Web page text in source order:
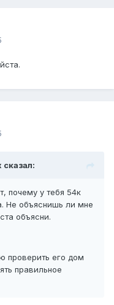
сказал:
почему у тебя 54к
Не объяснишь ли мне
объясни.
проверить его дом
правильное